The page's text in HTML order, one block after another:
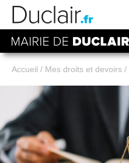
Accueil / Mes droits et devoirs /